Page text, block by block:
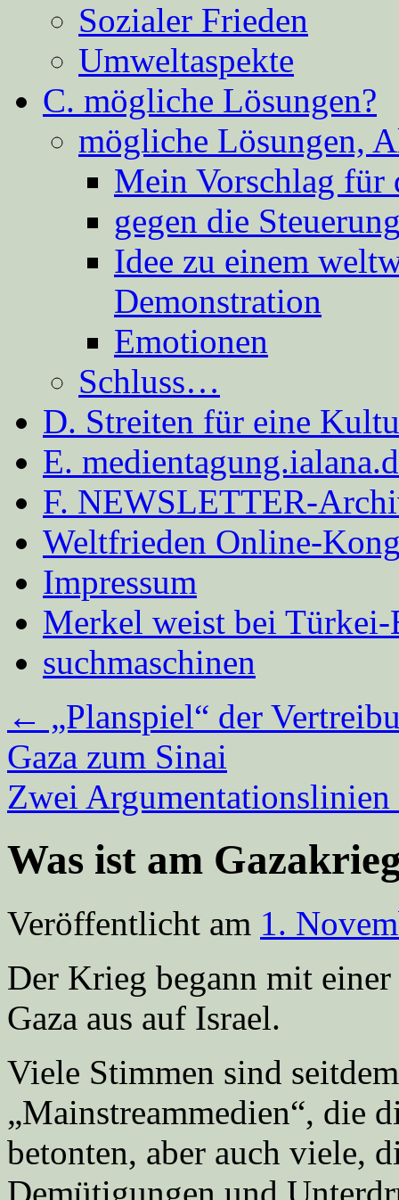
Sozialer Frieden
Umweltaspekte
C. mögliche Lösungen?
mögliche Lösungen,
Mein Vorschlag für
gegen die
Idee zu einem
Demonstration
Emotionen
Schluss…
D. Streiten für eine
E.
F. NEWSLETTER-
Weltfrieden Online-
Impressum
Merkel weist bei
suchmaschinen
← „Planspiel“ der
Gaza zum Sinai
Zwei
Was ist am
Veröffentlicht am 1.
Der Krieg begann mit
Gaza aus auf Israel.
Viele Stimmen sind
„Mainstreammedien“, die
betonten, aber auch viele,
Demütigungen und